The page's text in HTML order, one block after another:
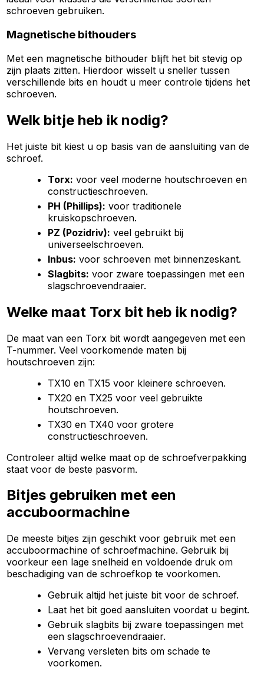
schroeven gebruiken.
Magnetische bithouders
Met een magnetische bithouder blijft het bit stevig op
zijn plaats zitten. Hierdoor wisselt u sneller tussen
verschillende bits en houdt u meer controle tijdens het
schroeven.
Welk bitje heb ik nodig?
Het juiste bit kiest u op basis van de aansluiting van de
schroef.
Torx: voor veel moderne houtschroeven en
constructieschroeven.
PH (Phillips): voor traditionele
kruiskopschroeven.
PZ (Pozidriv): veel gebruikt bij
universeelschroeven.
Inbus: voor schroeven met binnenzeskant.
Slagbits: voor zware toepassingen met een
slagschroevendraaier.
Welke maat Torx bit heb ik nodig?
De maat van een Torx bit wordt aangegeven met een
T-nummer. Veel voorkomende maten bij
houtschroeven zijn:
TX10 en TX15 voor kleinere schroeven.
TX20 en TX25 voor veel gebruikte
houtschroeven.
TX30 en TX40 voor grotere
constructieschroeven.
Controleer altijd welke maat op de schroefverpakking
staat voor de beste pasvorm.
Bitjes gebruiken met een
accuboormachine
De meeste bitjes zijn geschikt voor gebruik met een
accuboormachine of schroefmachine. Gebruik bij
voorkeur een lage snelheid en voldoende druk om
beschadiging van de schroefkop te voorkomen.
Gebruik altijd het juiste bit voor de schroef.
Laat het bit goed aansluiten voordat u begint.
Gebruik slagbits bij zware toepassingen met
een slagschroevendraaier.
Vervang versleten bits om schade te
voorkomen.